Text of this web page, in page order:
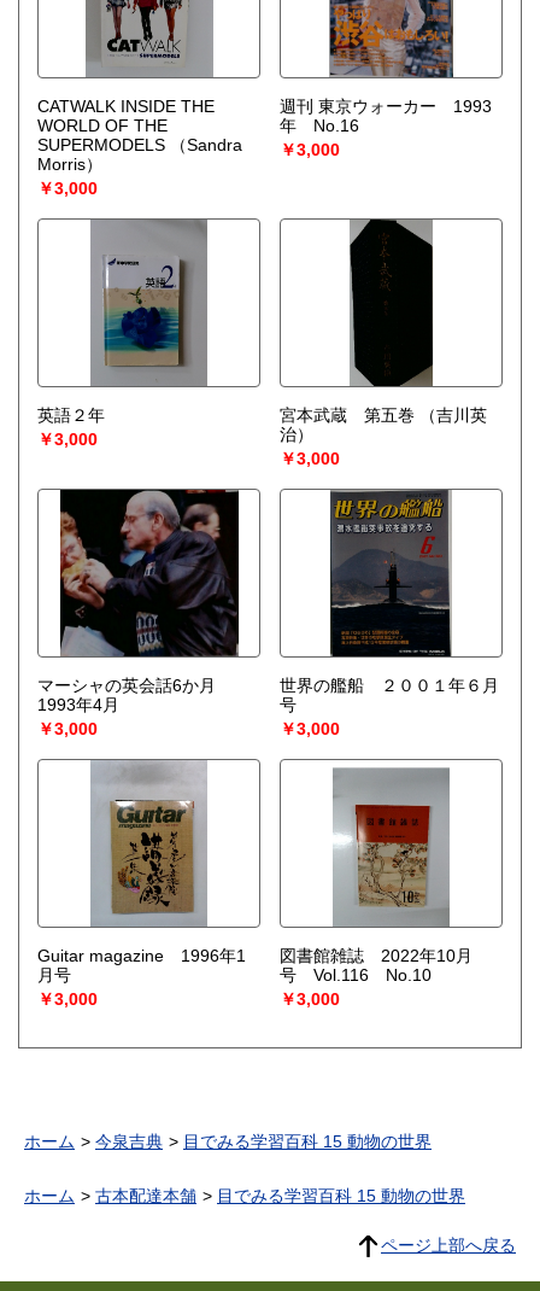
CATWALK INSIDE THE
WORLD OF THE
SUPERMODELS
（Sandra
Morris）
￥3,000
週刊 東京ウォーカー 1993
年 No.16
￥3,000
英語２年
￥3,000
宮本武蔵 第五巻
（吉川英
治）
￥3,000
マーシャの英会話6か月
1993年4月
￥3,000
世界の艦船 ２００１年６月
号
￥3,000
Guitar magazine 1996年1
月号
￥3,000
図書館雑誌 2022年10月
号 Vol.116 No.10
￥3,000
ホーム 今泉吉典 目でみる学習百科 15 動物の世界
ホーム 古本配達本舗 目でみる学習百科 15 動物の世界
ページ上部へ戻る